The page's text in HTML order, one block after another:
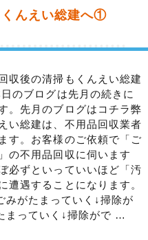
くんえい総建へ①
収後の清掃もくんえい総建
のブログは先月の続きに
。先月のブログはコチラ弊
い総建は、不用品回収業者
す。お客様のご依頼で「ご
の不用品回収に伺います
必ずといっていいほど「汚
遭遇することになります。
みがたまっていく↓掃除が
まっていく↓掃除がで …